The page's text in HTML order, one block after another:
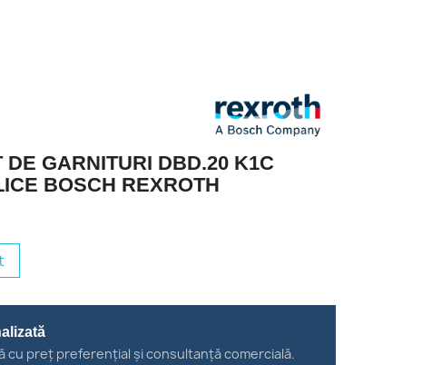
DE GARNITURI DBD.20 K1C
BOSCH REXROTH
cu preț preferențial și consultanță comercială.